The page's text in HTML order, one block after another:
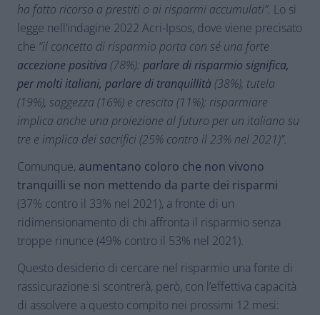
ha fatto ricorso a prestiti o ai risparmi accumulati”. Lo si
legge nell’indagine 2022 Acri-Ipsos, dove viene precisato
che “il concetto di risparmio porta con sé una forte
accezione positiva(78%): parlare di risparmio significa,
per molti italiani, parlare di tranquillità(38%), tutela
(19%), saggezza (16%) e crescita (11%); risparmiare
implica anche una proiezione al futuro per un italiano su
tre e implica dei sacrifici (25% contro il 23% nel 2021)”.
Comunque, aumentano coloro che non vivono
tranquilli se non mettendo da parte dei risparmi
(37% contro il 33% nel 2021), a fronte di un
ridimensionamento di chi affronta il risparmio senza
troppe rinunce (49% contro il 53% nel 2021).
Questo desiderio di cercare nel risparmio una fonte di
rassicurazione si scontrerà, però, con l’effettiva capacità
di assolvere a questo compito nei prossimi 12 mesi: